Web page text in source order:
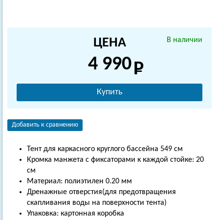
В наличии
ЦЕНА
4 990
Купить
Добавить к сравнению
Тент для каркасного круглого бассейна 549 см
Кромка манжета с фиксаторами к каждой стойке: 20
см
Материал: полиэтилен 0.20 мм
Дренажные отверстия(для предотвращения
скапливания воды на поверхности тента)
Упаковка: картонная коробка